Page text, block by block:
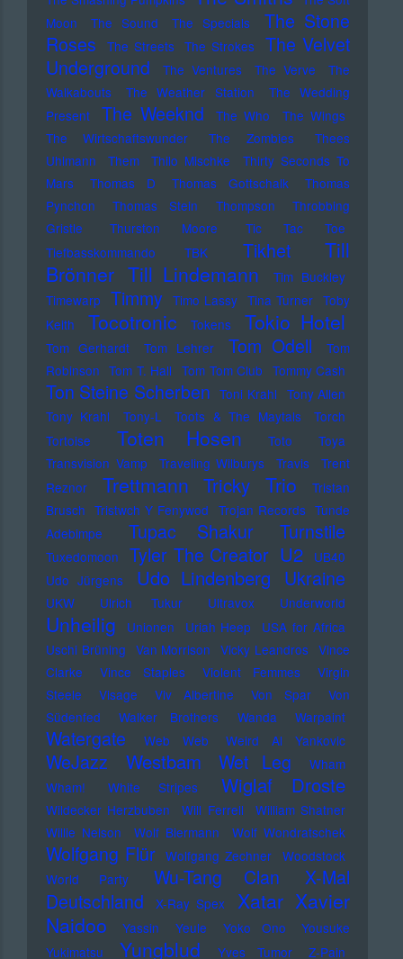
Moon
The Sound The Specials
The Stone
Roses
The Streets The Strokes
The Velvet
Underground
The Ventures The Verve
The
Walkabouts
The Weather Station
The Wedding
Present
The Weeknd The Who
The Wings
The Wirtschaftswunder
The Zombies
Thees
Uhlmann
Them Thilo Mischke
Thirty Seconds To
Mars
Thomas D Thomas Gottschalk
Thomas
Pynchon
Thomas Stein Thompson
Throbbing
Gristle
Thurston Moore
Tic Tac Toe
Tiefbasskommando TBK
Tikhet
Till
Brönner Till Lindemann
Tim Buckley
Timewarp Timmy Timo Lassy Tina Turner Toby
Keith
Tocotronic Tokens Tokio Hotel
Tom Gerhardt Tom Lehrer Tom Odell
Tom
Robinson Tom T. Hall Tom Tom Club Tommy Cash
Ton Steine Scherben Toni Krahl Tony Allen
Tony Krahl
Tony-L Toots & The Maytals
Torch
Tortoise
Toten Hosen Toto
Toya
Transvision Vamp
Traveling Wilburys Travis
Trent
Reznor
Trettmann Tricky Trio
Tristan
Brusch Tristwch Y Fenywod Trojan Records Tunde
Adebimpe
Tupac Shakur Turnstile
Tuxedomoon Tyler The Creator U2
UB40
Udo Jürgens
Udo Lindenberg Ukraine
UKW Ulrich Tukur Ultravox Underworld
Unheilig Unionen Uriah Heep
USA for Africa
Uschi Brüning Van Morrison Vicky Leandros Vince
Clarke
Vince Staples Violent Femmes
Virgin
Steele
Visage Viv Albertine Von Spar
Von
Südenfed
Walker Brothers Wanda Warpaint
Watergate Web Web Weird Al Yankovic
WeJazz Westbam Wet Leg
Wham
Wham!
White Stripes Wiglaf Droste
Wildecker Herzbuben Will Ferrell
William Shatner
Willie Nelson
Wolf Biermann Wolf Wondratschek
Wolfgang Flür Wolfgang Zechner
Woodstock
World Party
Wu-Tang Clan
X-Mal
Deutschland
X-Ray Spex Xatar Xavier
Naidoo
Yassin Yeule Yoko Ono
Yousuke
Yukimatsu
Yungblud Yves Tumor Z-Pain